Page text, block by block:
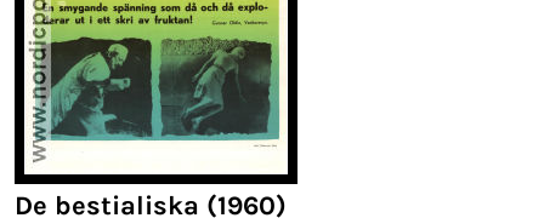
De bestialiska (1960)